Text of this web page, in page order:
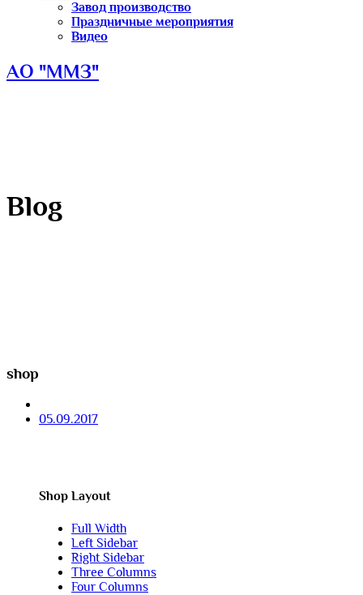
Завод производство
Праздничные мероприятия
Видео
АО "ММЗ"
Blog
shop
05.09.2017
Shop Layout
Full Width
Left Sidebar
Right Sidebar
Three Columns
Four Columns